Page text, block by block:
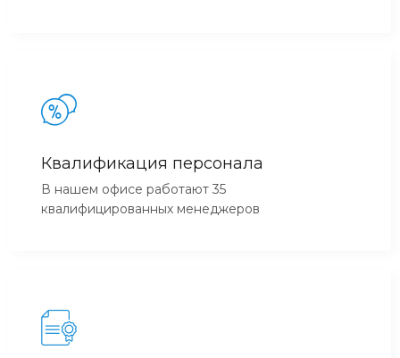
Квалификация персонала
В нашем офисе работают 35
квалифицированных менеджеров